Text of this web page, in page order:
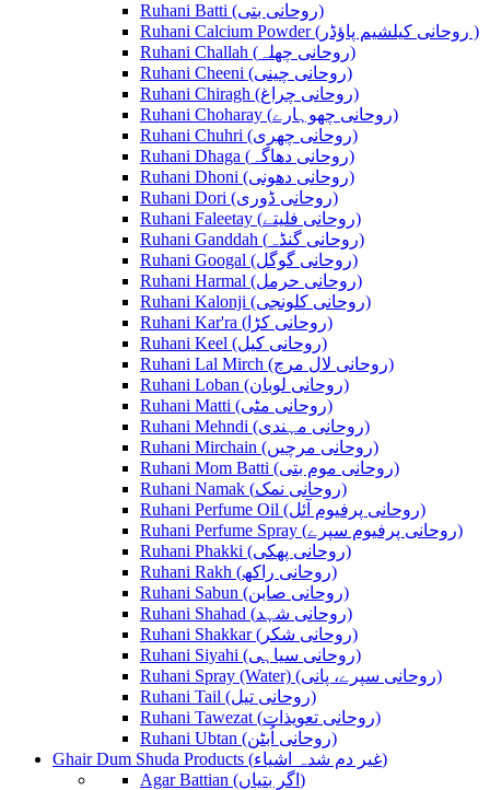
Ruhani Batti (روحانی بتی)
Ruhani Calcium Powder (روحانی کیلشیم پاؤڈر )
Ruhani Challah (روحانی چھلہ)
Ruhani Cheeni (روحانی چینی)
Ruhani Chiragh (روحانی چراغ)
Ruhani Choharay (روحانی چھوہارے)
Ruhani Chuhri (روحانی چھری)
Ruhani Dhaga (روحانی دھاگہ)
Ruhani Dhoni (روحانی دھونی)
Ruhani Dori (روحانی ڈوری)
Ruhani Faleetay (روحانی فلیتے)
Ruhani Ganddah (روحانی گنڈہ)
Ruhani Googal (روحانی گوگل)
Ruhani Harmal (روحانی حرمل)
Ruhani Kalonji (روحانی کلونجی)
Ruhani Kar'ra (روحانی کڑا)
Ruhani Keel (روحانی کیل)
Ruhani Lal Mirch (روحانی لال مرچ)
Ruhani Loban (روحانی لوبان)
Ruhani Matti (روحانی مٹی)
Ruhani Mehndi (روحانی مہندی)
Ruhani Mirchain (روحانی مرچیں)
Ruhani Mom Batti (روحانی موم بتی)
Ruhani Namak (روحانی نمک)
Ruhani Perfume Oil (روحانی پرفیوم آئل)
Ruhani Perfume Spray (روحانی پرفیوم سپرے)
Ruhani Phakki (روحانی پھکی)
Ruhani Rakh (روحانی راکھ)
Ruhani Sabun (روحانی صابن)
Ruhani Shahad (روحانی شہد)
Ruhani Shakkar (روحانی شکر)
Ruhani Siyahi (روحانی سیاہی)
Ruhani Spray (Water) (روحانی سپرے، پانی)
Ruhani Tail (روحانی تیل)
Ruhani Tawezat (روحانی تعویذات)
Ruhani Ubtan (روحانی اُبٹن)
Ghair Dum Shuda Products (غیر دم شدہ اشیاء)
Agar Battian (اگر بتیاں)